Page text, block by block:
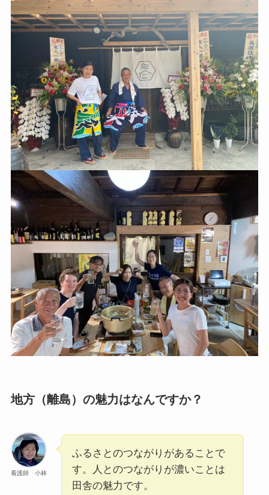
地方（離島）の魅力はなんですか？
看護師 小林
ふるさとのつながりがあることで
す。人とのつながりが濃いことは
田舎の魅力です。